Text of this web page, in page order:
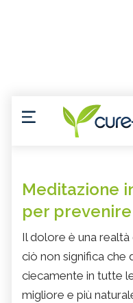
Meditazione
per
Il dolore è una
ciò non significa
ciecamente in tutte
migliore e più